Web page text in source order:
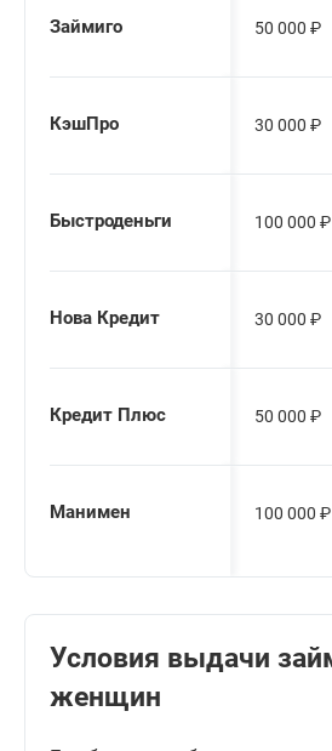
Займиго 50 000 ₽
КэшПро 30 000 ₽
Быстроденьги 100 000 ₽
Нова Кредит 30 000 ₽
Кредит Плюс 50 000 ₽
Манимен 100 000 ₽
Условия выдачи
женщин